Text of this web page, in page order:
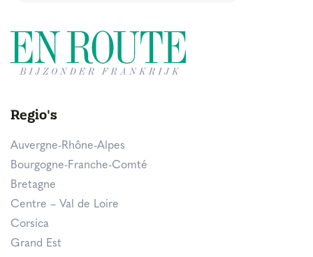
Regio's
Auvergne-Rhône-Alpes
Bourgogne-Franche-Comté
Bretagne
Centre – Val de Loire
Corsica
Grand Est